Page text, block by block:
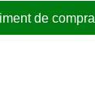
de compra